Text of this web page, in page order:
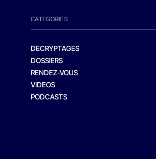
CATEGORIES
DECRYPTAGES
DOSSIERS
RENDEZ-VOUS
VIDEOS
PODCASTS